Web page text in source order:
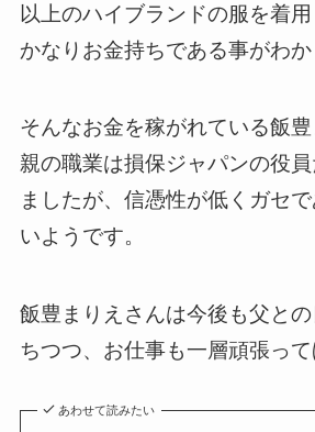
以上のハイブランドの服を着用
かなりお金持ちである事がわか
そんなお金を稼がれている飯
親の職業は損保ジャパンの役
ましたが、信憑性が低くガセ
いようです。
飯豊まりえさんは今後も父と
ちつつ、お仕事も一層頑張っ
あわせて読みたい